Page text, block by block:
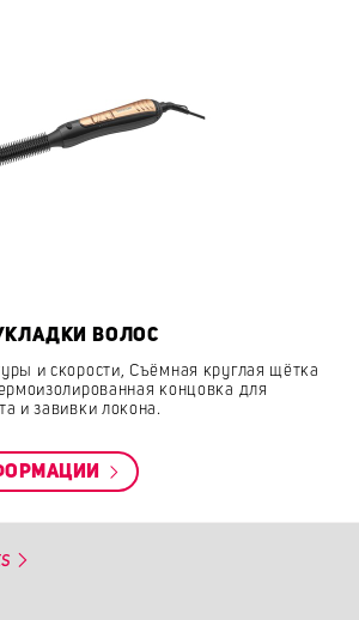
ВОЛОС
и скорости, Съёмная круглая щётка
концовка для
и завивки локона.